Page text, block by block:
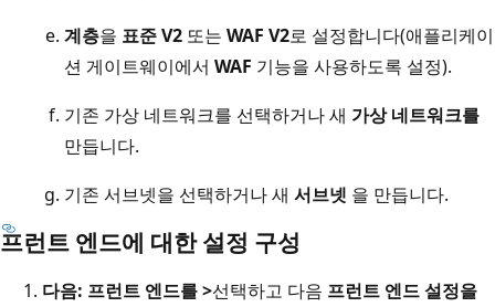
계층을 표준 V2 또는 WAF V2로 설정합니다(애플리케이
션 게이트웨이에서 WAF 기능을 사용하도록 설정).
기존 가상 네트워크를 선택하거나 새 가상 네트워크를
만듭니다.
기존 서브넷을 선택하거나 새 서브넷 을 만듭니다.
프런트 엔드에 대한 설정 구성
다음: 프런트 엔드를 >선택하고 다음 프런트 엔드 설정을